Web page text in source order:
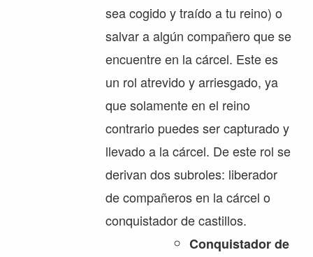
sea cogido y traído a tu reino) o
salvar a algún compañero que se
encuentre en la cárcel. Este es
un rol atrevido y arriesgado, ya
que solamente en el reino
contrario puedes ser capturado y
llevado a la cárcel. De este rol se
derivan dos subroles: liberador
de compañeros en la cárcel o
conquistador de castillos.
Conquistador de